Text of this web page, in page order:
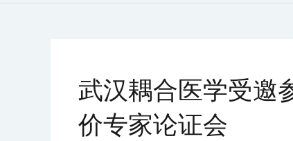
武汉耦合医学受邀
价专家论证会